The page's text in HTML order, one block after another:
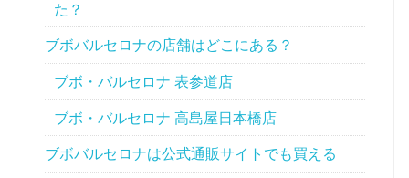
た？
ブボバルセロナの店舗はどこにある？
ブボ・バルセロナ 表参道店
ブボ・バルセロナ 高島屋日本橋店
ブボバルセロナは公式通販サイトでも買える